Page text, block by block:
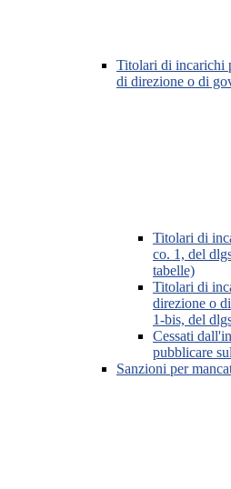
Titolari di incarichi
di direzione o di
Titolari di
co. 1, del
tabelle)
Titolari di
direzione o
1-bis, del
Cessati
pubblicare
Sanzioni per